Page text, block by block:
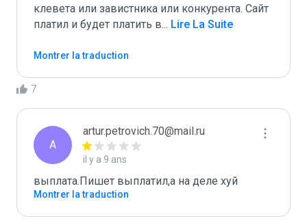
клевета или завистника или конкурента. Сайт
платил и будет платить в... Lire La Suite
Montrer la traduction
7
A
artur.petrovich.70@mail.ru
il y a 9 ans
выплата.Пишет выплатил,а на деле хуй
Montrer la traduction